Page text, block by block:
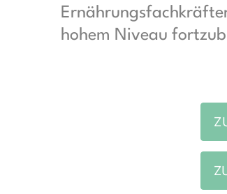
hohem Niveau